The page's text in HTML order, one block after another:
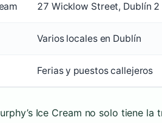
27 Wicklow Street, Dublín 2
Varios locales en Dublín
Ferias y puestos callejeros
Ice Cream no solo tiene